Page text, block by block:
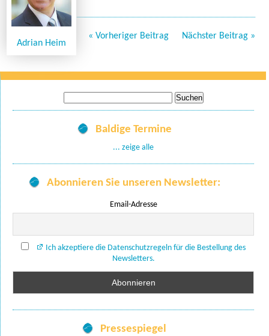
Adrian Heim
« Vorheriger Beitrag Nächster Beitrag »
nach:
Baldige Termine
... zeige alle
Abonnieren Sie unseren Newsletter:
Email-Adresse
Ich akzeptiere die Datenschutzregeln für die Bestellung des
Newsletters.
Pressespiegel